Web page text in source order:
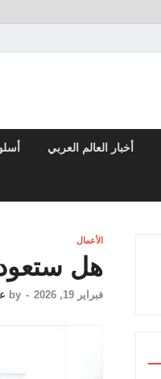
أخبار العالم العربي
الأعمال
هل ستعود
فبراير 19, 2026 -
by